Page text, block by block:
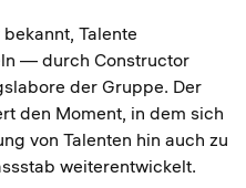
Talente
— durch Constructor
der Gruppe. Der
den Moment, in dem sich
von Talenten hin auch zu
weiterentwickelt.